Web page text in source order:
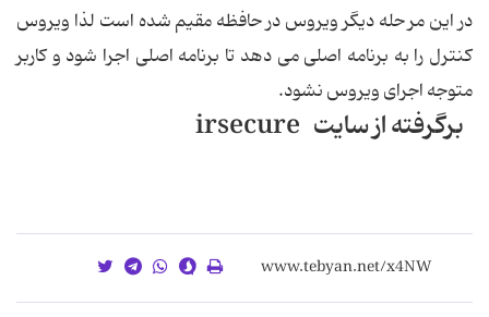
در این مر حله دیگر ویروس در حافظه مقیم شده است لذا ویروس
كنترل را به برنامه اصلی می دهد تا برنامه اصلی اجرا شود و كاربر
متوجه اجرای ویروس نشود.
برگرفته از سایت irsecure